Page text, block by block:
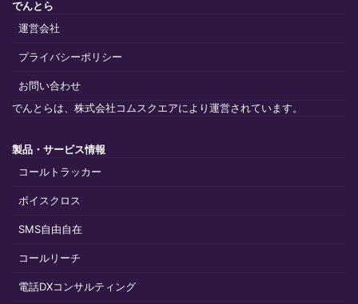
でんとら
運営会社
プライバシーポリシー
お問い合わせ
でんとらは、株式会社コムスクエアにより運営されています。
製品・サービス情報
コールトラッカー
ボイスクロス
SMS自由自在
コールリーチ
電話DXコンサルティング